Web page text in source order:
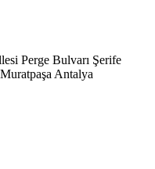
Perge Bulvarı Şerife
Antalya